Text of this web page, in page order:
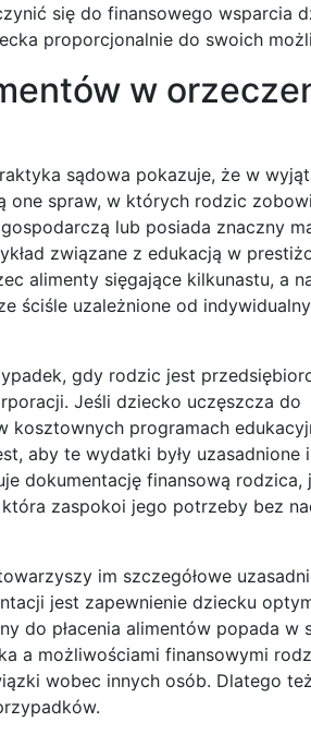
się do finansowego wsparcia
proporcjonalnie do swoich
w
sądowa pokazuje, że w
spraw, w których rodzic
lub posiada znaczny
związane z edukacją w
alimenty sięgające kilkunastu, a
ściśle uzależnione od
gdy rodzic jest
Jeśli dziecko uczęszcza do
kosztownych programach
aby te wydatki były uzasadnione i
dokumentację finansową rodzica,
zaspokoi jego potrzeby bez
im szczegółowe
jest zapewnienie dziecku
do płacenia alimentów popada w
a możliwościami finansowymi
wobec innych osób. Dlatego